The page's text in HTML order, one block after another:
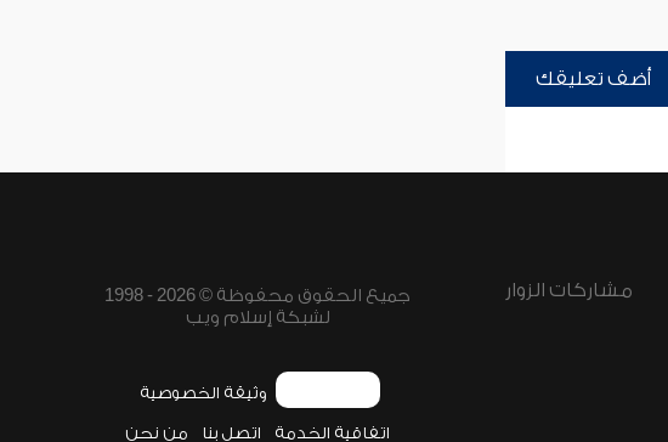
أضف تعليقك
مشاركات الزوار
جميع الحقوق محفوظة © 2026 - 1998
لشبكة إسلام ويب
وثيقة الخصوصية
اتفاقية الخدمة اتصل بنا من نحن